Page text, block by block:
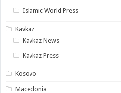
Islamic World Press
Kavkaz
Kavkaz News
Kavkaz Press
Kosovo
Macedonia